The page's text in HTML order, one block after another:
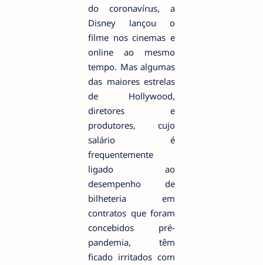
do coronavírus, a
Disney lançou o
filme nos cinemas e
online ao mesmo
tempo. Mas algumas
das maiores estrelas
de Hollywood,
diretores e
produtores, cujo
salário é
frequentemente
ligado ao
desempenho de
bilheteria em
contratos que foram
concebidos pré-
pandemia, têm
ficado irritados com